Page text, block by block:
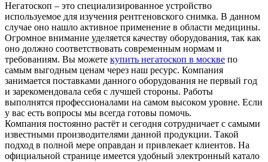
Негатоскоп – это специализированное устройство
используемое для изучения рентгеновского снимка. В данном
случае оно нашло активное применение в области медицины.
Огромное внимание уделяется качеству оборудования, так как
оно должно соответствовать современным нормам и
требованиям. Вы можете купить негатоскоп в москве по
самым выгодным ценам через наш ресурс. Компания
занимается поставками данного оборудования не первый год
и зарекомендовала себя с лучшей стороны. Работы
выполнятся профессионалами на самом высоком уровне. Если
у вас есть вопросы мы всегда готовы помочь.
Компания постоянно растёт и сегодня сотрудничает с самыми
известными производителями данной продукции. Такой
подход в полной мере оправдан и привлекает клиентов. На
официальной странице имеется удобный электронный катало